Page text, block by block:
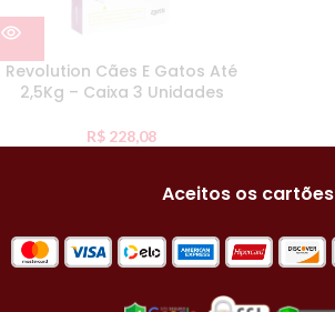
Revolution Cães E Gatos Até
2,5Kg – Caixa 3 Unidades
R$ 228,08
Aceitos os cartões